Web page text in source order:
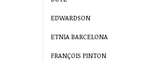
EDWARDSON
ETNIA BARCELONA
FRANÇOIS PINTON